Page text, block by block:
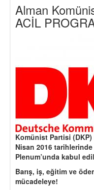
Alman
ACİL
Komünist Partisi
Nisan 2016 tarihlerinde
Plenum’unda kabul
Barış, iş, eğitim ve
mücadeleye!